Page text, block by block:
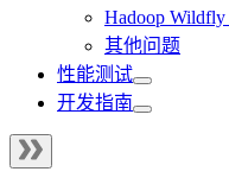
Hadoop
其他问题
性能测试
开发指南